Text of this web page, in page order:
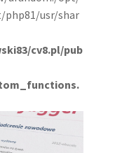
usr/shar
cv8.pl/pub